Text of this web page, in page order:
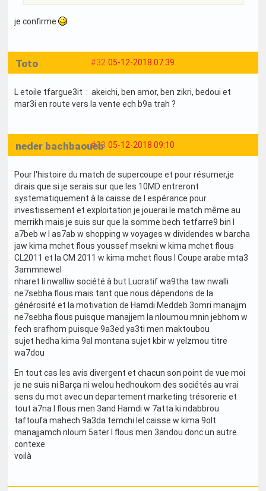
je confirme
#32 05-12-2018 07:39
Toto
L etoile tfargue3it : akeichi, ben amor, ben zikri, bedoui et
mar3i en route vers la vente ech b9a trah ?
#33 05-12-2018 09:10
neder bachbaoueb
Pour l'histoire du match de supercoupe et pour résumer,je
dirais que si je serais sur que les 10MD entreront
systematiquement à la caisse de l espérance pour
investissement et exploitation je jouerai le match même au
merrikh mais je suis sur que la somme bech tetfarre9 bin l
a7beb w l as7ab w shopping w voyages w dividendes w barcha
jaw kima mchet flous youssef msekni w kima mchet flous
CL2011 et la CM 2011 w kima mchet flous l Coupe arabe mta3
3ammnewel
nharet li nwalliw société à but Lucratif wa9tha taw nwalli
ne7sebha flous mais tant que nous dépendons de la
générosité et la motivation de Hamdi Meddeb 3omri manajjm
ne7sebha flous puisque manajjem la nloumou mnin jebhom w
fech srafhom puisque 9a3ed ya3ti men maktoubou
sujet hedha kima 9al montana sujet kbir w yelzmou titre
wa7dou
En tout cas les avis divergent et chacun son point de vue moi
je ne suis ni Barça ni welou hedhoukom des sociétés au vrai
sens du mot avec un departement marketing trésorerie et
tout a7na l flous men 3and Hamdi w 7atta ki ndabbrou
taftoufa mahech 9a3da temchi lel caisse w kima 9olt
manajjamch nloum 5ater l flous men 3andou donc un autre
contexe
voilà